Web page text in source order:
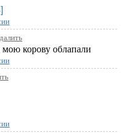
корову облапали